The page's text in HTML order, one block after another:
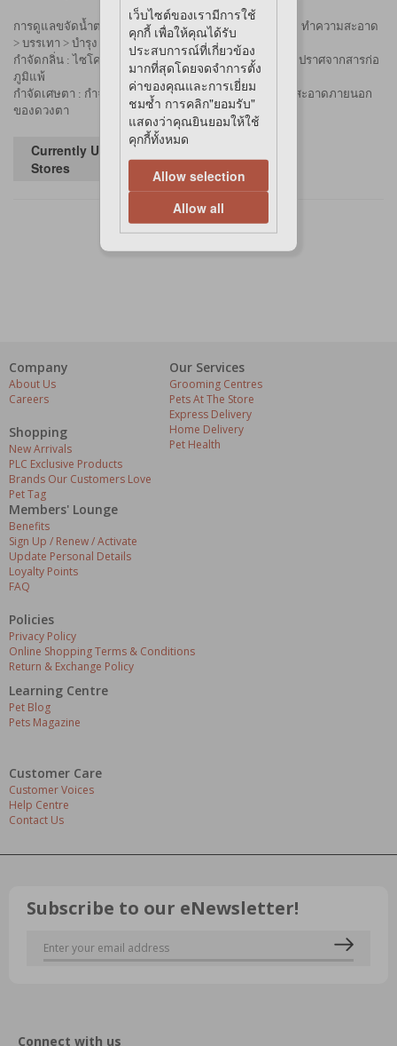
การดูแลขจัดน้ำตา : 3 ขั้นตอนด้วยส่วนผสมจากธรรมชาติ ทำความสะอาด
> บรรเทา > บำรุง
กำจัดกลิ่น : ไซโคลเดกซ์ทริน ขจัดกลิ่นไม่พึงประสงค์ และปราศจากสารก่อ
ภูมิแพ้
กำจัดเศษตา : กำจัดเศษตาอย่างปลอดภัยและรักษาความสะอาดภายนอก
ของดวงตา
Currently Unavailable in
Stores
Company
About Us
Careers
Shopping
New Arrivals
PLC Exclusive Products
Brands Our Customers Love
Pet Tag
Our Services
Grooming Centres
Pets At The Store
Express Delivery
Home Delivery
Pet Health
Members' Lounge
Benefits
Sign Up / Renew / Activate
Update Personal Details
Loyalty Points
FAQ
Policies
Privacy Policy
Online Shopping Terms & Conditions
Return & Exchange Policy
Learning Centre
Pet Blog
Pets Magazine
Customer Care
Customer Voices
Help Centre
Contact Us
Subscribe to our eNewsletter!
Connect with us
เว็บไซต์ของเรามีการใช้
คุกกี้ เพื่อให้คุณได้รับ
ประสบการณ์ที่เกี่ยวข้อง
มากที่สุดโดยจดจำการตั้ง
ค่าของคุณและการเยี่ยม
ชมซ้ำ การคลิก"ยอมรับ"
แสดงว่าคุณยินยอมให้ใช้
คุกกี้ทั้งหมด
Allow selection
Allow all